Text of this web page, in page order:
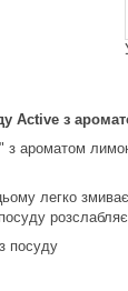
Active з
ароматом
легко
посуду